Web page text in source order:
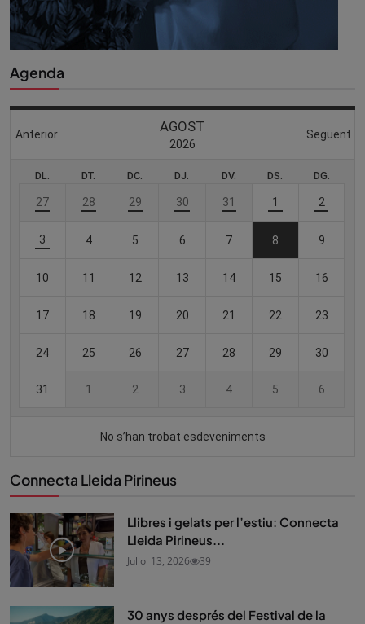
Agenda
Connecta Lleida Pirineus
Llibres i gelats per l’estiu: Connecta
Lleida Pirineus...
Juliol 13, 2026 39
30 anys després del Festival de la